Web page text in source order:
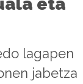
lagapen
jabetza